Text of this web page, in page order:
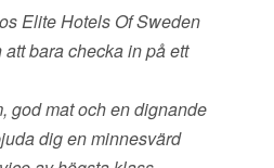
Elite Hotels Of Sweden
bara checka in på ett
god mat och en dignande
dig en minnesvärd